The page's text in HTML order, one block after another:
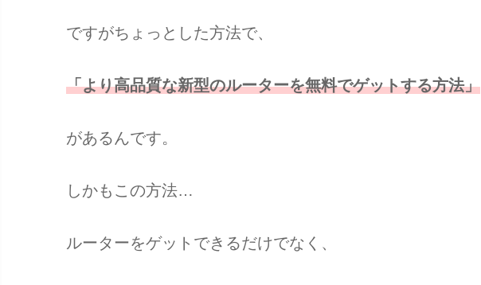
ですがちょっとした方法で、
「より高品質な新型のルーターを無料でゲットする方法」
があるんです。
しかもこの方法…
ルーターをゲットできるだけでなく、